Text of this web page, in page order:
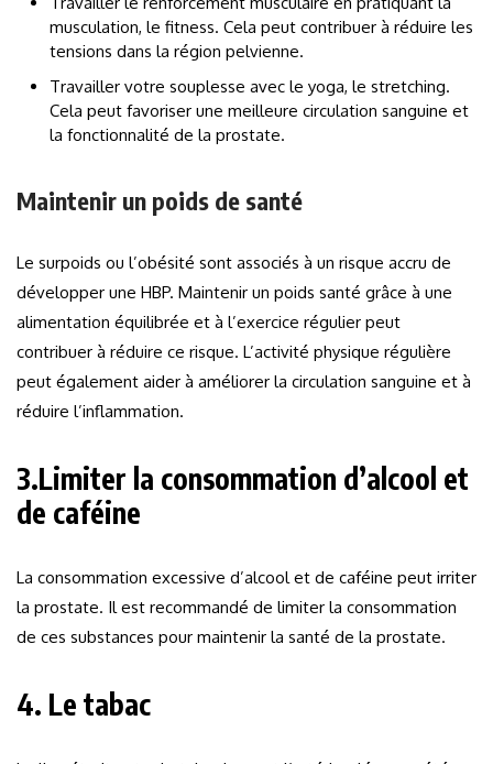
musculation, le fitness. Cela peut contribuer à réduire les
tensions dans la région pelvienne.
Travailler votre souplesse avec le yoga, le stretching.
Cela peut favoriser une meilleure circulation sanguine et
la fonctionnalité de la prostate.
Maintenir un poids de santé
Le surpoids ou l’obésité sont associés à un risque accru de
développer une HBP. Maintenir un poids santé grâce à une
alimentation équilibrée et à l’exercice régulier peut
contribuer à réduire ce risque. L’activité physique régulière
peut également aider à améliorer la circulation sanguine et à
réduire l’inflammation.
3.Limiter la consommation d’alcool et
de caféine
La consommation excessive d’alcool et de caféine peut irriter
la prostate. Il est recommandé de limiter la consommation
de ces substances pour maintenir la santé de la prostate.
4. Le tabac